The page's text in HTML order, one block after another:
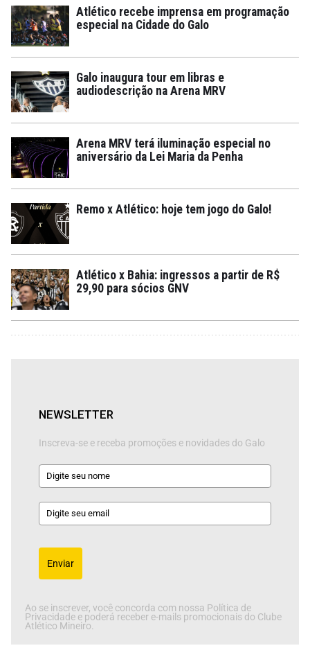
Atlético recebe imprensa em programação
especial na Cidade do Galo
Galo inaugura tour em libras e
audiodescrição na Arena MRV
Arena MRV terá iluminação especial no
aniversário da Lei Maria da Penha
Remo x Atlético: hoje tem jogo do Galo!
Atlético x Bahia: ingressos a partir de R$
29,90 para sócios GNV
NEWSLETTER
Inscreva-se e receba promoções e novidades do Galo
Enviar
Ao se inscrever, você concorda com nossa Política de
Privacidade e poderá receber e-mails promocionais do Clube
Atlético Mineiro.